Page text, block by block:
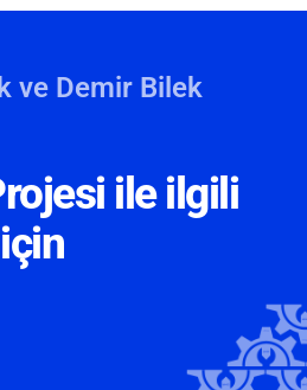
ve Demir Bilek
ile ilgili